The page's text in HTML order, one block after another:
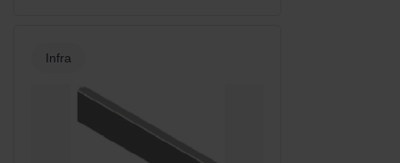
Infra